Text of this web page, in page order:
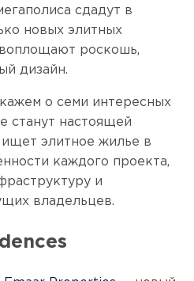
сдадут в
новых элитных
роскошь,
дизайн.
о семи интересных
станут настоящей
ищет элитное жилье в
каждого проекта,
и
владельцев.